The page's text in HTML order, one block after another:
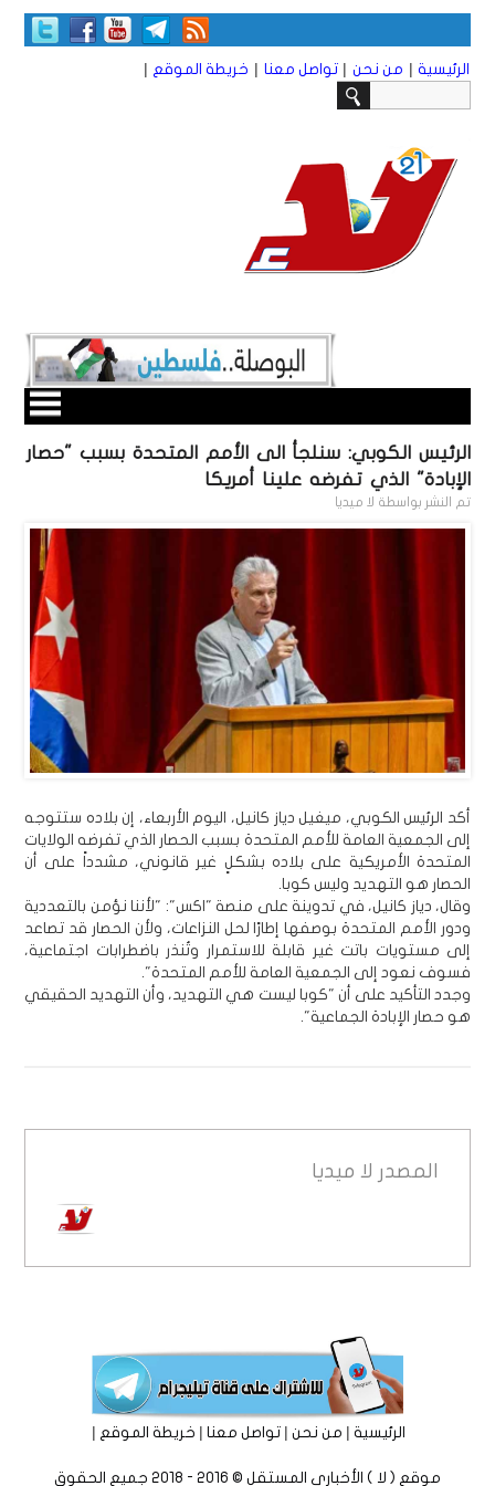
الرئيسية | من نحن | تواصل معنا | خريطة الموقع |
الرئيس الكوبي: سنلجأ الى الأمم المتحدة بسبب "حصار
الإبادة" الذي تفرضه علينا أمريكا
تم النشر بواسطة لا ميديا
أكد الرئيس الكوبي، ميغيل دياز كانيل، اليوم الأربعاء، إن بلاده ستتوجه
إلى الجمعية العامة للأمم المتحدة بسبب الحصار الذي تفرضه الولايات
المتحدة الأمريكية على بلاده بشكلٍ غير قانوني، مشدداً على أن
الحصار هو التهديد وليس كوبا.
وقال، دياز كانيل، في تدوينة على منصة "اكس": "لأننا نؤمن بالتعددية
ودور الأمم المتحدة بوصفها إطارًا لحل النزاعات، ولأن الحصار قد تصاعد
إلى مستويات باتت غير قابلة للاستمرار وتُنذر باضطرابات اجتماعية،
فسوف نعود إلى الجمعية العامة للأمم المتحدة".
وجدد التأكيد على أن "كوبا ليست هي التهديد، وأن التهديد الحقيقي
هو حصار الإبادة الجماعية".
المصدر لا ميديا
الرئيسية|من نحن|تواصل معنا|خريطة الموقع |
موقع ( لا ) الأخباري المستقل © 2016 - 2018 جميع الحقوق